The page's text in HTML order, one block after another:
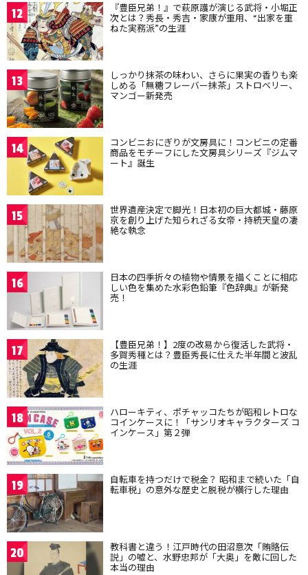
12 『豊臣兄弟！』で萩原護が演じる武将・小堀正
次とは？秀長・秀吉・家康が重用、“出家を重
ねた実務派”の生涯
13 しっかり抹茶の味わい、さらに果実の香りも楽
しめる「無糖フレーバー抹茶」ストロベリー、
マンゴー新発売
14 コンビニおにぎりが文房具に！コンビニの定番
商品をモチーフにした文房具シリーズ『ジムマ
ート』誕生
15 世界遺産決定で脚光！日本初の巨大都城・藤原
京を創り上げた知られざる女帝・持統天皇の凄
絶な執念
16 日本の四季折々の植物や情景を描くことに相応
しい色を集めた水彩色鉛筆『色辞典』が新発
売！
17 【豊臣兄弟！】2度の改易から復活した武将・
多賀秀種とは？豊臣秀長に仕えた半年間と波乱
の生涯
18 ハローキティ、ポチャッコたちが昭和レトロな
コインケースに！「サンリオキャラクターズ コ
インケース」第２弾
19 自転車を持つだけで税金？ 昭和まで続いた「自
転車税」の意外な歴史と脱税が横行した理由
20 教科書と違う！江戸時代の田沼意次「賄賂伝
説」の嘘と、水野忠邦が「大奥」を敵に回した
本当の理由